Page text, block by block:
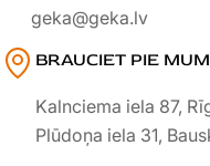
geka@geka.lv
BRAUCIET PIE
Kalnciema iela 87,
Plūdoņa iela 31,